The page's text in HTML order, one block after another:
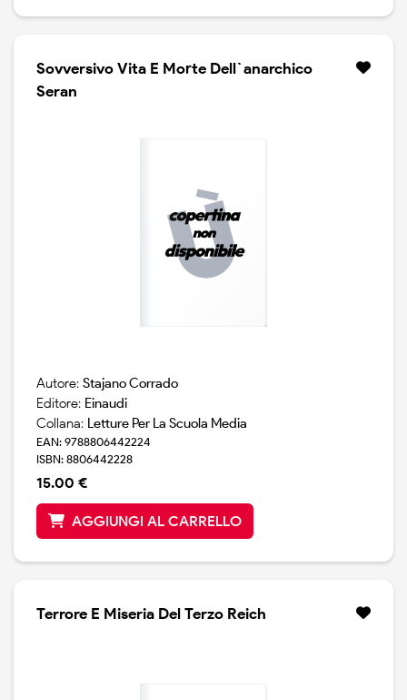
Sovversivo Vita E Morte Dell`anarchico
Seran
Autore: Stajano Corrado
Editore: Einaudi
Collana: Letture Per La Scuola Media
EAN: 9788806442224
ISBN: 8806442228
15.00 €
AGGIUNGI AL CARRELLO
Terrore E Miseria Del Terzo Reich